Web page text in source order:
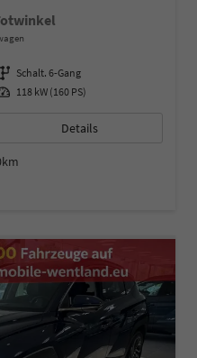
Getriebe Schalt. 6-Gang
Leistung 118 kW (160 PS)
Details